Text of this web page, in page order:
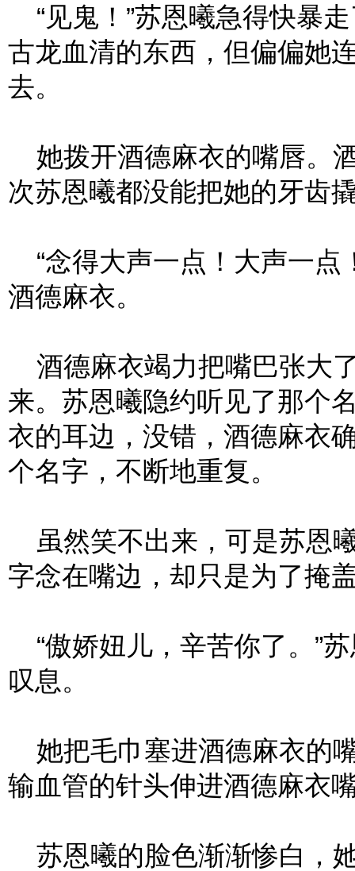
“见鬼！”苏恩曦急得快暴
古龙血清的东西，但偏偏她
去。
她拨开酒德麻衣的嘴唇。
次苏恩曦都没能把她的牙齿
“念得大声一点！大声一点
酒德麻衣。
酒德麻衣竭力把嘴巴张大
来。苏恩曦隐约听见了那个
衣的耳边，没错，酒德麻衣
个名字，不断地重复。
虽然笑不出来，可是苏恩
字念在嘴边，却只是为了掩
“傲娇妞儿，辛苦你了。”
叹息。
她把毛巾塞进酒德麻衣的
输血管的针头伸进酒德麻衣
苏恩曦的脸色渐渐惨白，